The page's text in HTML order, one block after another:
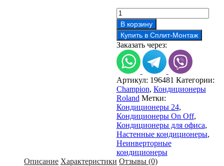
Количество
товара
Кондиционер
Roland
CHU–
24HSS010/N2
В корзину
Купить в Сплит-Монтаж
Заказать через:
Артикул: 196481 Категории:
Champion, Кондиционеры
Roland Метки:
Кондиционеры 24,
Кондиционеры On Off,
Кондиционеры для офиса,
Настенные кондиционеры,
Неинверторные
кондиционеры
Описание Характеристики Отзывы (0)